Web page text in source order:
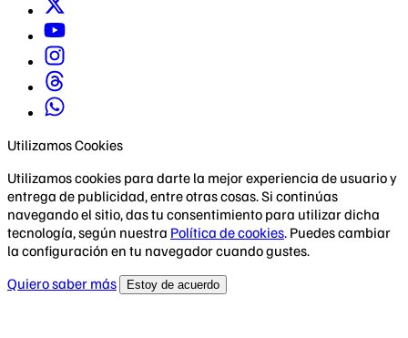
Utilizamos Cookies
Utilizamos cookies para darte la mejor experiencia de usuario y
entrega de publicidad, entre otras cosas. Si continúas
navegando el sitio, das tu consentimiento para utilizar dicha
tecnología, según nuestra Política de cookies. Puedes cambiar
la configuración en tu navegador cuando gustes.
Quiero saber más
Estoy de acuerdo